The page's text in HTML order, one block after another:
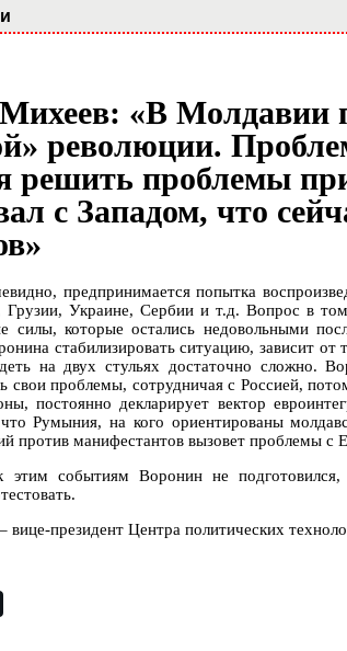
«В Молдавии
революции.
решить проблемы
с Западом, что
предпринимается попытка
Грузии, Украине, Сербии и т.д. Вопрос в
силы, которые остались недовольными
стабилизировать ситуацию, зависит
на двух стульях достаточно сложно.
свои проблемы, сотрудничая с Россией,
постоянно декларирует вектор
Румыния, на кого ориентированы
против манифестантов вызовет проблемы с
этим событиям Воронин не
вице-президент Центра политических